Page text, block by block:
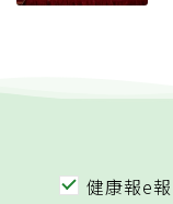
健康報e報